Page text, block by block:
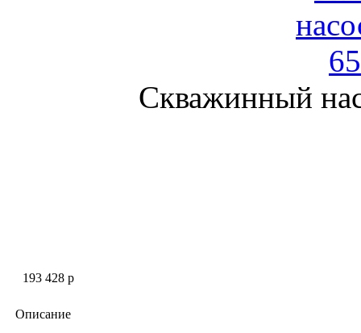
Скважинный
193 428 p
Описание